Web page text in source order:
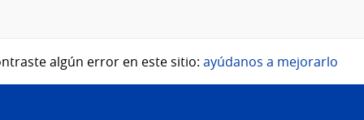
algún error en este sitio: ayúdanos a mejorarlo